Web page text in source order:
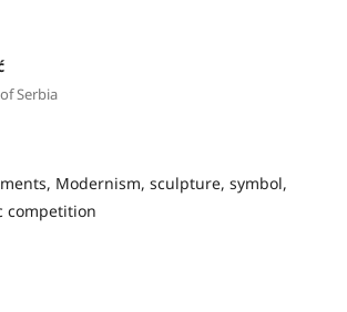
Serbia
Modernism, sculpture, symbol,
competition